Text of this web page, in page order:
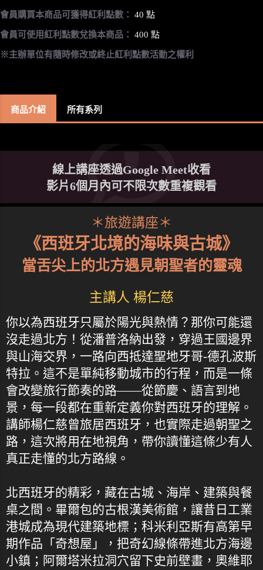
會員購買本商品可獲得紅利點數： 40 點
會員可使用紅利點數兌換本商品： 400 點
※主辦單位有隨時修改或終止紅利點數活動之權利
商品介紹 所有系列
線上講座透過Google Meet收看
影片6個月內可不限次數重複觀看
＊旅遊講座＊
《西班牙北境的海味與古城》
當舌尖上的北方遇見朝聖者的靈魂
主講人 楊仁慈
你以為西班牙只屬於陽光與熱情？那你可能還
沒走過北方！從潘普洛納出發，穿過王國邊界
與山海交界，一路向西抵達聖地牙哥-德孔波斯
特拉。這不是單純移動城市的行程，而是一條
會改變旅行節奏的路——從節慶、語言到地
景，每一段都在重新定義你對西班牙的理解。
講師楊仁慈曾旅居西班牙，也實際走過朝聖之
路，這次將用在地視角，帶你讀懂這條少有人
真正走懂的北方路線。
北西班牙的精彩，藏在古城、海岸、建築與餐
桌之間。畢爾包的古根漢美術館，讓昔日工業
港城成為現代建築地標；科米利亞斯有高第早
期作品「奇想屋」，把奇幻線條帶進北方海邊
小鎮；阿爾塔米拉洞穴留下史前壁畫，奧維耶